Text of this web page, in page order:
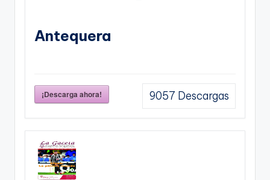
Antequera
¡Descarga ahora! 9057 Descargas